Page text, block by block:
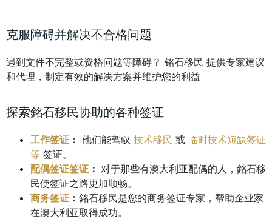
克服障碍并解决不合格问题
遇到文件不完整或资格问题等障碍？ 铭石移民 提供专家建议
和代理，制定有效的解决方案并维护您的利益
探索銘石移民协助的各种签证
工作签证 ： 他们能驾驭 技术移民 或 临时技术短缺签证
等 签证。
配偶签证签证 ： 对于那些有澳大利亚配偶的人，銘石移
民使签证之路更加顺畅。
商务签证 ： 銘石移民是您的商务签证专家，帮助企业家
在澳大利亚取得成功。